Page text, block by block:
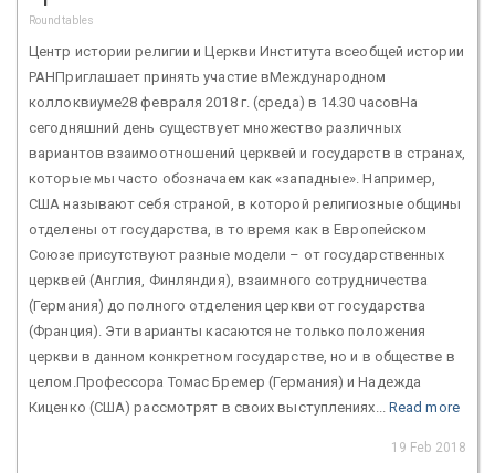
Roundtables
Центр истории религии и Церкви Института всеобщей истории
РАНПриглашает принять участие вМеждународном
коллоквиуме28 февраля 2018 г. (среда) в 14.30 часовНа
сегодняшний день существует множество различных
вариантов взаимоотношений церквей и государств в странах,
которые мы часто обозначаем как «западные». Например,
США называют себя страной, в которой религиозные общины
отделены от государства, в то время как в Европейском
Союзе присутствуют разные модели – от государственных
церквей (Англия, Финляндия), взаимного сотрудничества
(Германия) до полного отделения церкви от государства
(Франция). Эти варианты касаются не только положения
церкви в данном конкретном государстве, но и в обществе в
целом.Профессора Томас Бремер (Германия) и Надежда
Киценко (США) рассмотрят в своих выступлениях... Read more
19 Feb 2018